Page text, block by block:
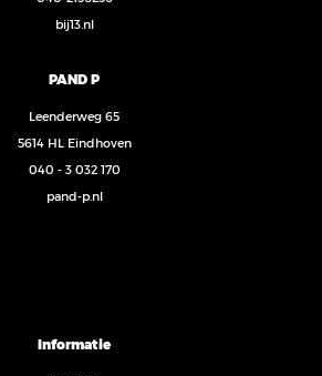
bij13.nl
PAND P
Leenderweg 65
5614 HL Eindhoven
040 - 3 032 170
pand-p.nl
Informatie